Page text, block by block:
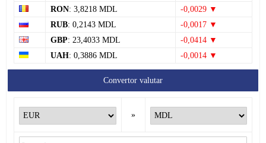
RON: 3,8218 MDL
-0,0029 ▼
RUB: 0,2143 MDL
-0,0017 ▼
GBP: 23,4033 MDL
-0,0414 ▼
UAH: 0,3886 MDL -0,0014 ▼
Convertor valutar
»